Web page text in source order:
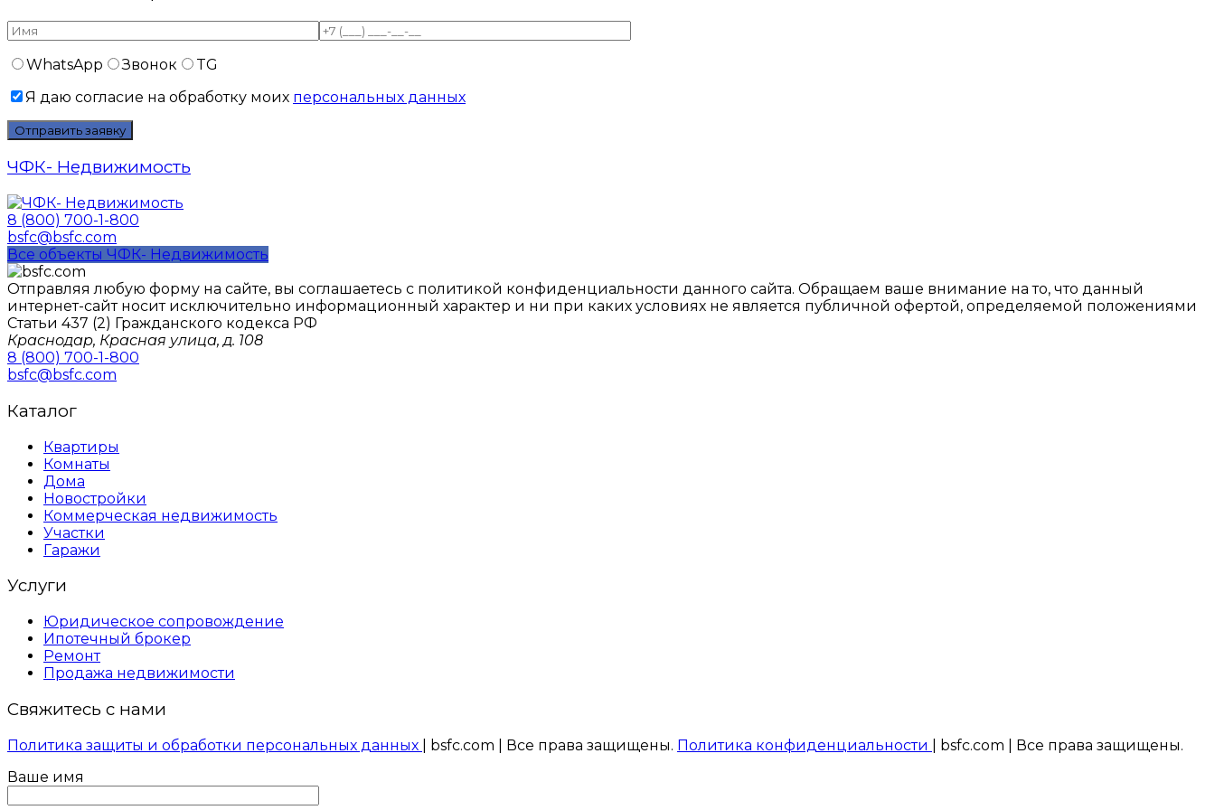
WhatsApp Звонок
TG
Я даю согласие на обработку моих персональных данных
ЧФК- Недвижимость
8 (800) 700-1-800
bsfc@bsfc.com
Все объекты ЧФК- Недвижимость
Отправляя любую форму на сайте, вы соглашаетесь с политикой конфиденциальности данного сайтa. Обращаем ваше внимание на то, что данный
интернет-сайт носит исключительно информационный характер и ни при каких условиях не является публичной офертой, определяемой положениями
Статьи 437 (2) Гражданского кодекса РФ
Краснодар, Красная улица, д. 108
8 (800) 700-1-800
bsfc@bsfc.com
Каталог
Квартиры
Комнаты
Дома
Новостройки
Коммерческая недвижимость
Участки
Гаражи
Услуги
Юридическое сопровождение
Ипотечный брокер
Ремонт
Продажа недвижимости
Свяжитесь с нами
Политика защиты и обработки персональных данных | bsfc.com | Все права защищены. Политика конфиденциальности
| bsfc.com | Все права защищены.
Ваше имя